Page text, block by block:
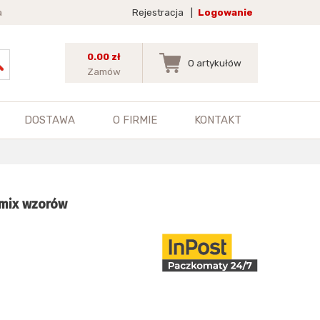
Rejestracja Logowanie
0.00 zł
Zamów
0 artykułów
DOSTAWA O FIRMIE KONTAKT
wzorów